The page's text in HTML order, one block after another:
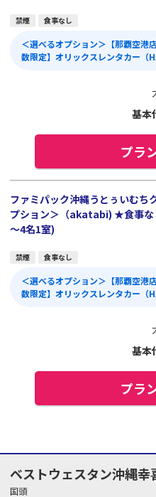
禁煙 食事なし
＜選べるオプション＞【那覇空港
数限定】オリックスレンタカー（
基本
プラ
ファミパック沖縄うとぅいむち
プション＞（akatabi) ★食事な
～4名1室)
禁煙 食事なし
＜選べるオプション＞【那覇空港
数限定】オリックスレンタカー（
基本
プラ
ベストウェスタン沖縄幸
国頭